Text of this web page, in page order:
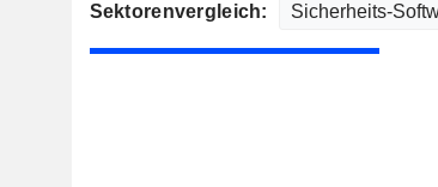
Sektorenvergleich: